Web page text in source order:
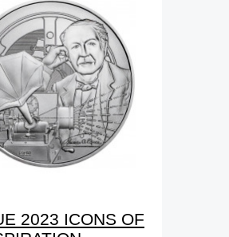
2023 ICONS OF